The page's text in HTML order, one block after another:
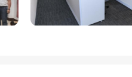
先锋企业。
质，质量赢市场”为宗旨，